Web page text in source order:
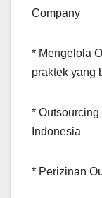
Company
* Mengelola
praktek yang
*
Indonesia
* Perizinan